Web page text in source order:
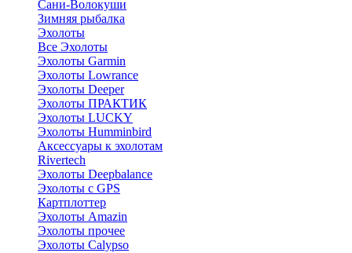
Сани-Волокуши
Зимняя рыбалка
Эхолоты
Все Эхолоты
Эхолоты Garmin
Эхолоты Lowrance
Эхолоты Deeper
Эхолоты ПРАКТИК
Эхолоты LUCKY
Эхолоты Humminbird
Аксессуары к эхолотам
Rivertech
Эхолоты Deepbalance
Эхолоты с GPS
Картплоттер
Эхолоты Amazin
Эхолоты прочее
Эхолоты Calypso